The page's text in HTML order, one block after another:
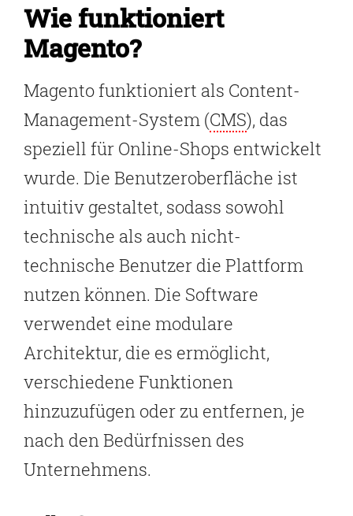
Wie funktioniert
Magento?
Magento funktioniert als Content-
Management-System (CMS), das
speziell für Online-Shops entwickelt
wurde. Die Benutzeroberfläche ist
intuitiv gestaltet, sodass sowohl
technische als auch nicht-
technische Benutzer die Plattform
nutzen können. Die Software
verwendet eine modulare
Architektur, die es ermöglicht,
verschiedene Funktionen
hinzuzufügen oder zu entfernen, je
nach den Bedürfnissen des
Unternehmens.